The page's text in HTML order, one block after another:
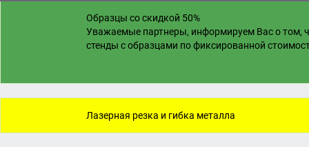
Образцы со скидкой 50%
Уважаемые партнеры, информируем Вас о том,
стенды с образцами по фиксированной
Лазерная резка и гибка металла